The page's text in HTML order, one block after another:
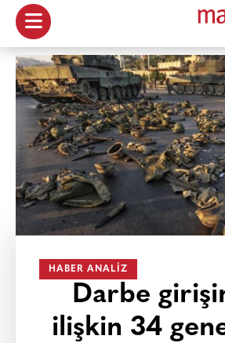
HABER ANALIZ
Darbe
ilişkin 34